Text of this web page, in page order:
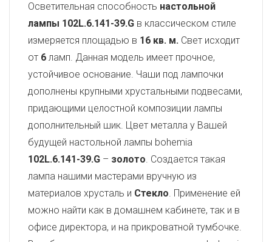
Осветительная способность настольной
лампы 102L.6.141-39.G в классическом стиле
измеряется площадью в 16 кв. м. Свет исходит
от 6 ламп. Данная модель имеет прочное,
устойчивое основание. Чаши под лампочки
дополнены крупными хрустальными подвесами,
придающими целостной композиции лампы
дополнительный шик. Цвет металла у Вашей
будущей настольной лампы bohemia
102L.6.141-39.G – золото. Создается такая
лампа нашими мастерами вручную из
материалов хрусталь и Стекло. Применение ей
можно найти как в домашнем кабинете, так и в
офисе директора, и на прикроватной тумбочке.